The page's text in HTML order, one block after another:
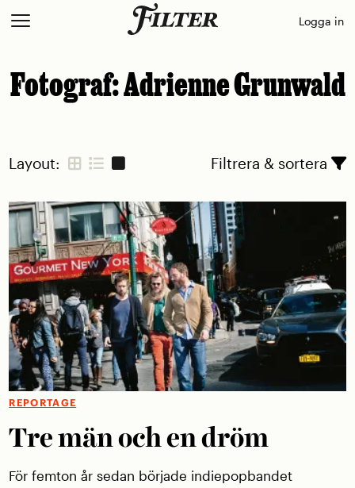
Skip
Logga in
Fotograf:Adrienne Grunwald
Layout: Filtrera & sortera
REPORTAGE
Tre män och en dröm
För femton år sedan började indiepopbandet